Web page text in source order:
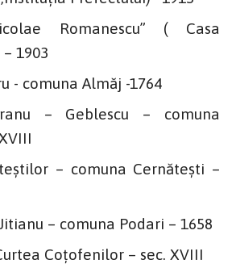
Romanescu” ( Casa
1903
- comuna Almăj -1764
– Geblescu – comuna
– comuna Cernăteşti –
– comuna Podari – 1658
Coţofenilor – sec. XVIII